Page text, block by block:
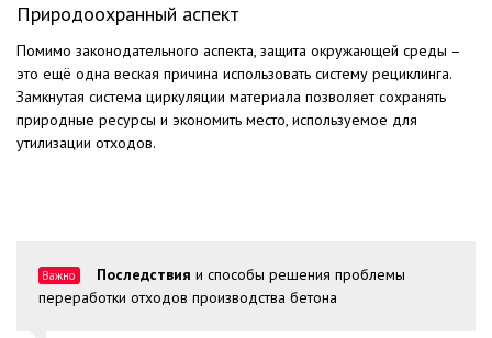
Природоохранный аспект
Помимо законодательного аспекта, защита окружающей среды –
это ещё одна веская причина использовать систему рециклинга.
Замкнутая система циркуляции материала позволяет сохранять
природные ресурсы и экономить место, используемое для
утилизации отходов.
Важно Последствия и способы решения проблемы
переработки отходов производства бетона